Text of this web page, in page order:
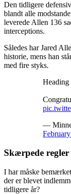
Den tidligere
blandt alle
leverede Allen 136
interceptions.
Således har Jared
historie, mens han
med fire styks.
Heading
—
Skærpede
I har måske
der er blevet
tidligere år?